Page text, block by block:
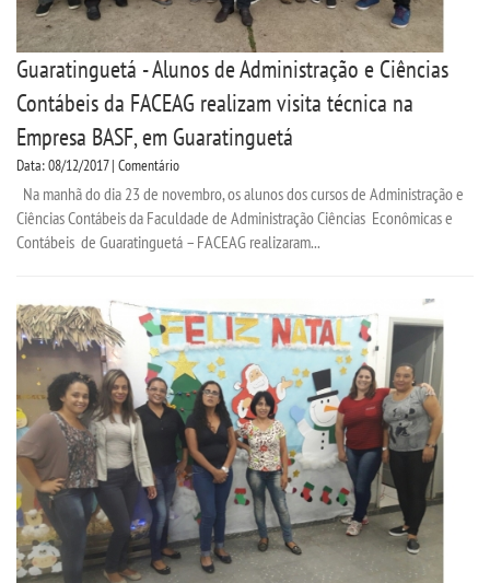
Guaratinguetá - Alunos de Administração e Ciências
Contábeis da FACEAG realizam visita técnica na
Empresa BASF, em Guaratinguetá
Data: 08/12/2017 | Comentário
Na manhã do dia 23 de novembro, os alunos dos cursos de Administração e
Ciências Contábeis da Faculdade de Administração Ciências Econômicas e
Contábeis de Guaratinguetá – FACEAG realizaram...